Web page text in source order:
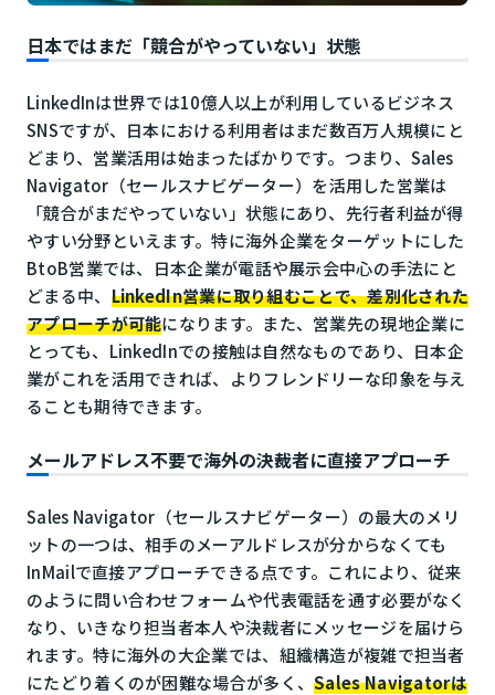
日本ではまだ「競合がやっていない」状態
LinkedInは世界では10億人以上が利用しているビジネス
SNSですが、日本における利用者はまだ数百万人規模にと
どまり、営業活用は始まったばかりです。つまり、Sales
Navigator（セールスナビゲーター）を活用した営業は
「競合がまだやっていない」状態にあり、先行者利益が得
やすい分野といえます。特に海外企業をターゲットにした
BtoB営業では、日本企業が電話や展示会中心の手法にと
どまる中、 LinkedIn営業に取り組むことで、差別化された
アプローチが可能になります。また、営業先の現地企業に
とっても、LinkedInでの接触は自然なものであり、日本企
業がこれを活用できれば、よりフレンドリーな印象を与え
ることも期待できます。
メールアドレス不要で海外の決裁者に直接アプローチ
Sales Navigator（セールスナビゲーター）の最大のメリ
ットの一つは、相手のメーアルドレスが分からなくても
InMailで直接アプローチできる点です。これにより、従来
のように問い合わせフォームや代表電話を通す必要がなく
なり、いきなり担当者本人や決裁者にメッセージを届けら
れます。特に海外の大企業では、組織構造が複雑で担当者
にたどり着くのが困難な場合が多く、Sales Navigatorは